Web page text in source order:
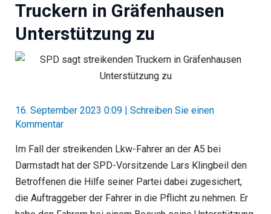
Truckern in Gräfenhausen
Unterstützung zu
16. September 2023 0:09
Schreiben Sie einen
Kommentar
Im Fall der streikenden Lkw-Fahrer an der A5 bei
Darmstadt hat der SPD-Vorsitzende Lars Klingbeil den
Betroffenen die Hilfe seiner Partei dabei zugesichert,
die Auftraggeber der Fahrer in die Pflicht zu nehmen. Er